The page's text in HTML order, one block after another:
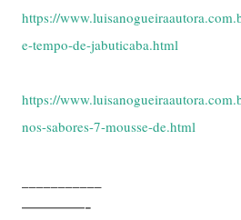
https://
e-tempo-de-jabuticaba.html
https://
nos-sabores-7-mousse-de.html
———-